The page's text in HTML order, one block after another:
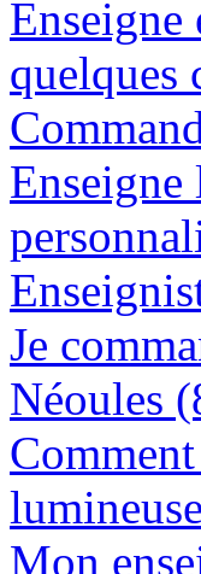
Enseigne
quelques
Je
Néoules
Mon